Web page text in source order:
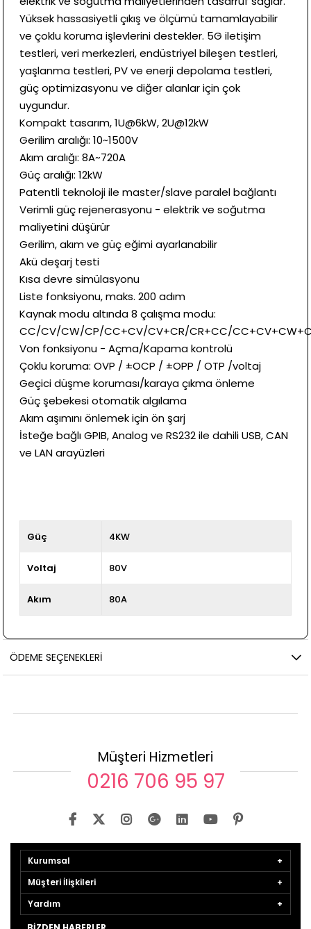
Yüksek hassasiyetli çıkış ve ölçümü tamamlayabilir
ve çoklu koruma işlevlerini destekler. 5G iletişim
testleri, veri merkezleri, endüstriyel bileşen testleri,
yaşlanma testleri, PV ve enerji depolama testleri,
güç optimizasyonu ve diğer alanlar için çok
uygundur.
Kompakt tasarım, 1U@6kW, 2U@12kW
Gerilim aralığı: 10~1500V
Akım aralığı: 8A~720A
Güç aralığı: 12kW
Patentli teknoloji ile master/slave paralel bağlantı
Verimli güç rejenerasyonu - elektrik ve soğutma
maliyetini düşürür
Gerilim, akım ve güç eğimi ayarlanabilir
Akü deşarj testi
Kısa devre simülasyonu
Liste fonksiyonu, maks. 200 adım
Kaynak modu altında 8 çalışma modu:
CC/CV/CW/CP/CC+CV/CV+CR/CR+CC/
Von fonksiyonu - Açma/Kapama kontrolü
Çoklu koruma: OVP / ±OCP / ±OPP / OTP /voltaj
Geçici düşme koruması/karaya çıkma önleme
Güç şebekesi otomatik algılama
Akım aşımını önlemek için ön şarj
İsteğe bağlı GPIB, Analog ve RS232 ile dahili USB, CAN
ve LAN arayüzleri
Güç 4KW
Voltaj 80V
Akım 80A
ÖDEME SEÇENEKLERI
Müşteri Hizmetleri
0216 706 95 97
Kurumsal
Müşteri İlişkileri
Yardım